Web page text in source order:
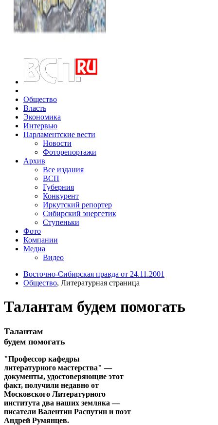
Общество
Власть
Экономика
Интервью
Парламентские вести
Новости
Фоторепортажи
Архив
Все издания
ВСП
Губерния
Конкурент
Иркутский репортер
Сибирский энергетик
Ступеньки
Фото
Компании
Медиа
Видео
Восточно-Сибирская правда от 24.11.2001
Общество, Литературная страница
Талантам будем помогать
Талантам
будем помогать
"Профессор кафедры
литературного мастерства" —
документы, удостоверяющие этот
факт, получили недавно от
Московского Литературного
института два наших земляка —
писатели Валентин Распутин и поэт
Андрей Румянцев.